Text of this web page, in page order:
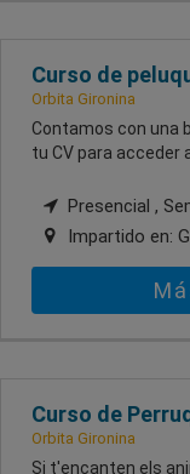
Curso de
Orbita Gironina
Contamos con una
tu CV para acceder
Presencial ,
Impartido en:
Curso de
Orbita Gironina
Si t'encanten els